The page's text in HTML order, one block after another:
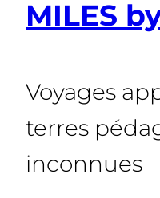
MILES
Voyages
terres
inconnues